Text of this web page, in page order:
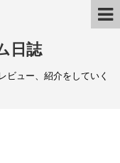
日誌
ビュー、紹介をしていく